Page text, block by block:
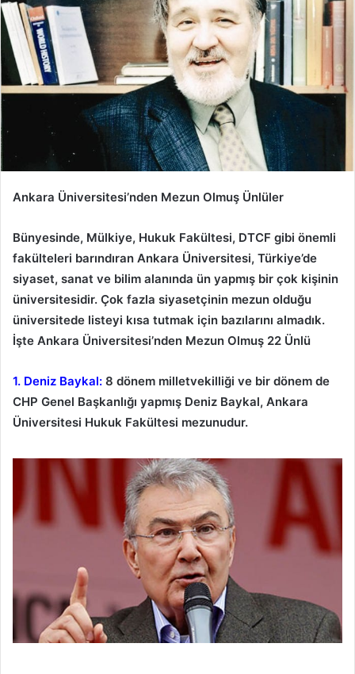
Ankara Üniversitesi’nden Mezun Olmuş Ünlüler
Bünyesinde, Mülkiye, Hukuk Fakültesi, DTCF gibi önemli
fakülteleri barındıran Ankara Üniversitesi, Türkiye’de
siyaset, sanat ve bilim alanında ün yapmış bir çok kişinin
üniversitesidir. Çok fazla siyasetçinin mezun olduğu
üniversitede listeyi kısa tutmak için bazılarını almadık.
İşte Ankara Üniversitesi’nden Mezun Olmuş 22 Ünlü
1. Deniz Baykal: 8 dönem milletvekilliği ve bir dönem de
CHP Genel Başkanlığı yapmış Deniz Baykal, Ankara
Üniversitesi Hukuk Fakültesi mezunudur.